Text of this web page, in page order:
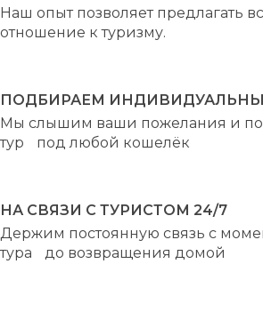
Наш опыт позволяет предлагать
отношение к туризму.
ПОДБИРАЕМ
Мы слышим ваши пожелания и
тур под любой кошелёк
НА СВЯЗИ С ТУРИСТОМ 24/7
Держим постоянную связь с
тура до возвращения домой